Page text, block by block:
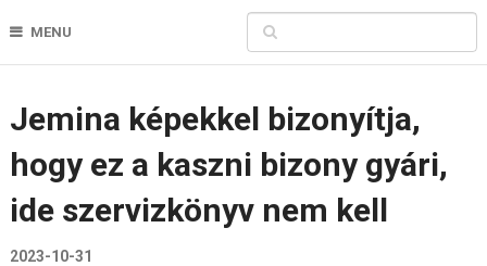
MENU
Jemina képekkel bizonyítja,
hogy ez a kaszni bizony gyári,
ide szervizkönyv nem kell
2023-10-31